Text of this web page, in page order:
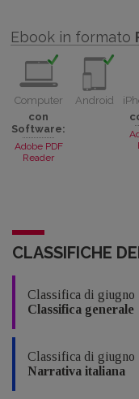
Ebook in formato
Computer
con
Software:
Adobe PDF
Reader
Android
CLASSIFICHE
Classifica di giugno
Classifica generale
Classifica di giugno
Narrativa italiana